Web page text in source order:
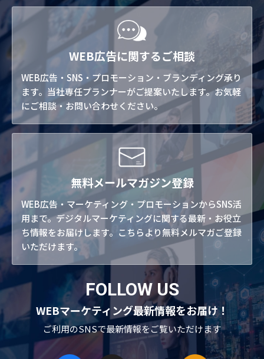
WEB広告に関するご相談
WEB広告・SNS・プロモーション・ブランディング承り
ます。当社専任プランナーがご提案いたします。お気軽
にご相談・お問い合わせください。
無料メールマガジン登録
WEB広告・マーケティング・プロモーションからSNS活
用まで。デジタルマーケティングに関する最新・お役立
ち情報をお届けします。こちらより無料メルマガご登録
いただけます。
FOLLOW US
WEBマーケティング最新情報をお届け！
ご利用のSNSで最新情報をご覧いただけます